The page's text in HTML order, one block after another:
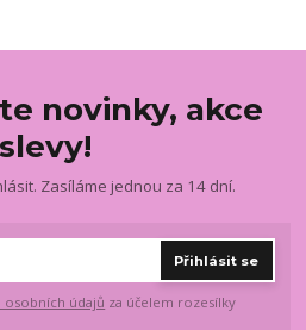
novinky, akce
Zasíláme jednou za 14 dní.
Přihlásit se
osobních údajů za účelem rozesílky